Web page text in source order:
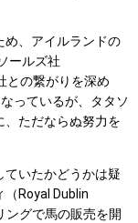
、アイルランドの
ールズ社
との繋がりを深め
っているが、タタソ
、ただならぬ努力を
いたかどうかは疑
Royal Dublin
グで馬の販売を開